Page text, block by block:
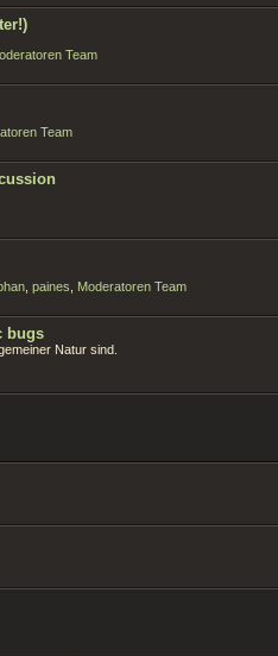
Team
Team
paines
Moderatoren Team
bugs
Natur sind.